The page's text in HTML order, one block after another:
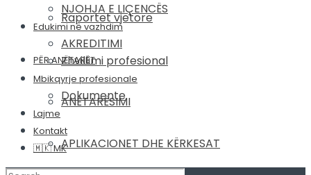
Raportet vjetore
PËR ANËTARËT
ANËTARËSIMI
APLIKACIONET DHE KËRKESAT
NJOHJA E LIÇENCËS
Edukimi në vazhdim
AKREDITIMI
Zhvillimi profesional
Mbikqyrje profesionale
Dokumente
Lajme
Kontakt
🇲🇰 MK